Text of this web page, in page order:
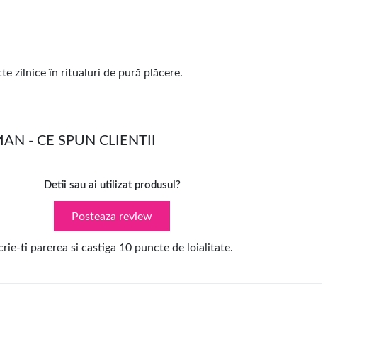
zilnice în ritualuri de pură plăcere.
- CE SPUN CLIENTII
Detii sau ai utilizat produsul?
Posteaza review
ti parerea si castiga 10 puncte de loialitate.